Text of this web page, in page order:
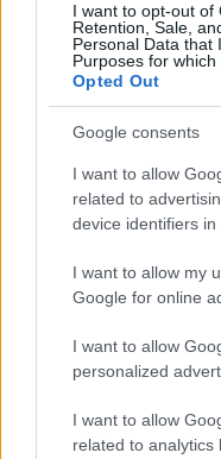
I want to opt-out of
Retention, Sale,
Personal Data that
Purposes for which
Opted Out
Google consents
I want to allow
related to
device identifiers in
I want to allow my
Google for online
I want to allow
personalized
I want to allow
related to analytics
Zespół LKS-u Wiewiórka
A klasy. Podopieczni
sezonie w klasie
piłkarzami LKS-u
tygodnie są dla niego